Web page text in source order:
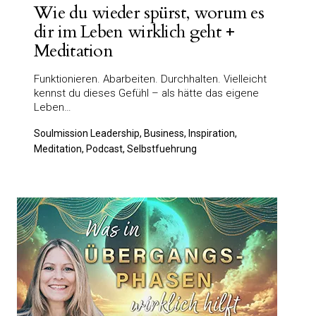
Wie du wieder spürst, worum es
dir im Leben wirklich geht +
Meditation
Funktionieren. Abarbeiten. Durchhalten. Vielleicht
kennst du dieses Gefühl – als hätte das eigene
Leben…
Soulmission Leadership, Business, Inspiration,
Meditation, Podcast, Selbstfuehrung